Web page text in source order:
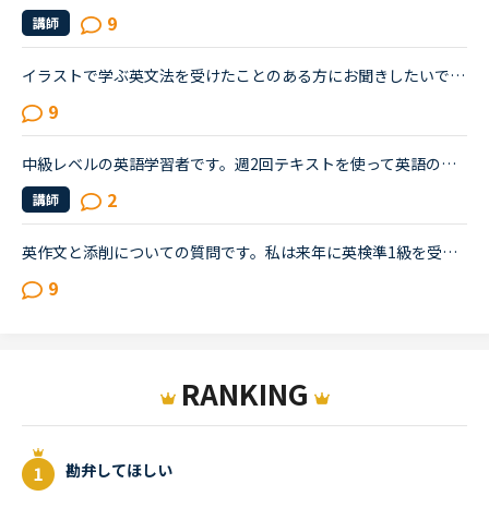
講師 9
イラストで学ぶ英文法を受けたことのある方にお聞きしたいです。私は普段、普通の文法（初級〜中級）と幾つかのアウトプット教材を並行して受けています。喋る練習をするのがとにかく楽しいので最近は５分間ディ...
9
中級レベルの英語学習者です。週2回テキストを使って英語の学習をしていて、そのほかの日をネイティブキャンプを使って会話しています。ENGLISH COUNSIEL などの音源を聴いたり、英語のニュースを聴いたり、英語...
講師 2
英作文と添削についての質問です。私は来年に英検準1級を受験する予定で、最近市販のテキストでライティング練習を始めました。スコアを取るためにはシンプルでも明確正確である事が大事だと思うものの、自分の英...
9
RANKING
勘弁してほしい